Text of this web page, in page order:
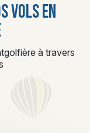
VOLS EN
à travers